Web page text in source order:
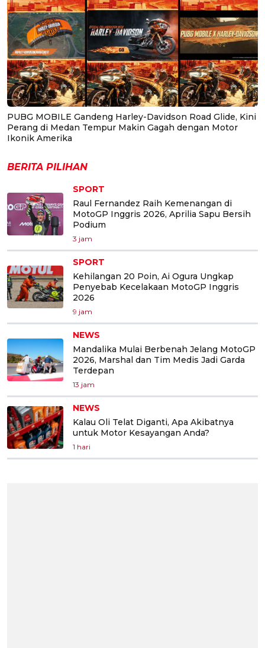
PUBG MOBILE Gandeng Harley-Davidson Road Glide, Kini
Perang di Medan Tempur Makin Gagah dengan Motor
Ikonik Amerika
BERITA PILIHAN
SPORT
Raul Fernandez Raih Kemenangan di
MotoGP Inggris 2026, Aprilia Sapu Bersih
Podium
3 jam
SPORT
Kehilangan 20 Poin, Ai Ogura Ungkap
Penyebab Kecelakaan MotoGP Inggris
2026
9 jam
NEWS
Mandalika Mulai Berbenah Jelang MotoGP
2026, Marshal dan Tim Medis Jadi Garda
Terdepan
13 jam
NEWS
Kalau Oli Telat Diganti, Apa Akibatnya
untuk Motor Kesayangan Anda?
1 hari